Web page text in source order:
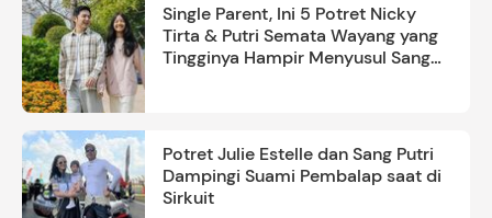
Single Parent, Ini 5 Potret Nicky
Tirta & Putri Semata Wayang yang
Tingginya Hampir Menyusul Sang
Potret Julie Estelle dan Sang Putri
Dampingi Suami Pembalap saat di
Sirkuit